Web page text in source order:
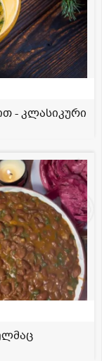
- კლასიკური